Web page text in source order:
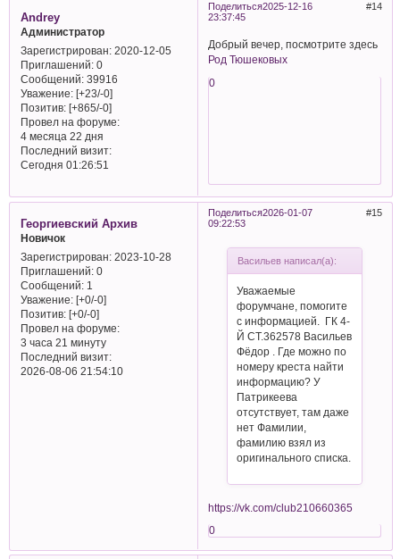
Поделиться 14
2025-12-16
23:37:45
Andrey
Администратор
Зарегистрирован: 2020-12-05
Приглашений:0
Сообщений:39916
Уважение: [+23/-0]
Позитив: [+865/-0]
Провел на форуме:
4 месяца 22 дня
Последний визит:
Сегодня 01:26:51
Добрый вечер, посмотрите здесь
Род Тюшековых
0
Поделиться 15
2026-01-07
09:22:53
Георгиевский Архив
Новичок
Зарегистрирован: 2023-10-28
Приглашений:0
Сообщений:1
Уважение: [+0/-0]
Позитив: [+0/-0]
Провел на форуме:
3 часа 21 минуту
Последний визит:
2026-08-06 21:54:10
Васильев написал(а):
Уважаемые
форумчане, помогите
с информацией. ГК 4-
Й СТ.362578 Васильев
Фёдор . Где можно по
номеру креста найти
информацию? У
Патрикеева
отсутствует, там даже
нет Фамилии,
фамилию взял из
оригинального списка.
https://vk.com/club210660365
0